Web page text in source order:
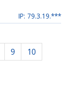
IP: 79.3.19.***
9 10